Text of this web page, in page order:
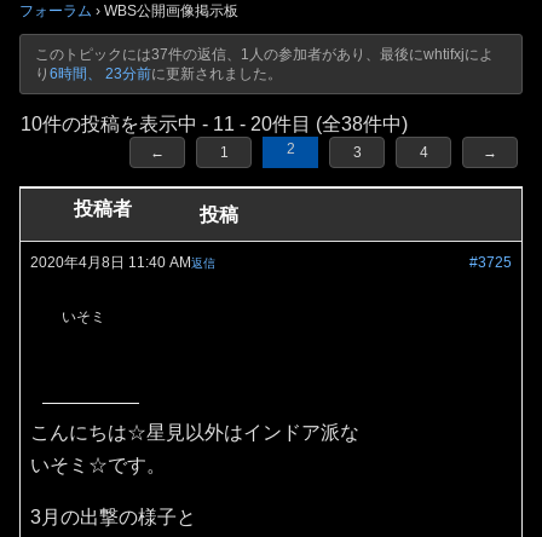
フォーラム › WBS公開画像掲示板
このトピックには37件の返信、1人の参加者があり、最後にwhtifxjによ
り 6時間、 23分前に更新されました。
10件の投稿を表示中 - 11 - 20件目 (全38件中)
← 1 2 3 4 →
投稿者 投稿
2020年4月8日 11:40 AM #3725
返信
いそミ
こんにちは☆星見以外はインドア派な
いそミ☆です。
3月の出撃の様子と